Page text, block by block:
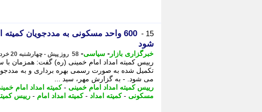
15 -
600 واحد مسکونی به مددجویان
شود
خبرگزاری بازار - سیاسی- 58 روز پیش - چهارشنبه 20 خرداد 1405، 13:22
تکمیل شده به صورت رسمی بهره برداری و به
می شود. - به گزارش مهر، سید ...
رییس کمیته امداد امام خمینی -کمیته امداد امام
مسکونی -کمیته امداد -کمیته امداد امام - رییس